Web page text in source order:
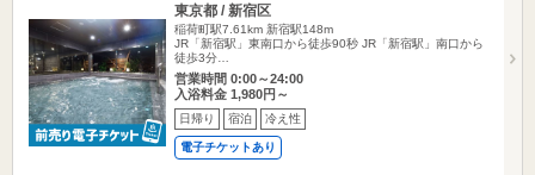
東京都 / 新宿区
稲荷町駅7.61km 新宿駅148m
JR「新宿駅」東南口から徒歩90秒 JR「新宿駅」南口から
徒歩3分…
営業時間 0:00～24:00
入浴料金 1,980円～
日帰り 宿泊 冷え性
電子チケットあり